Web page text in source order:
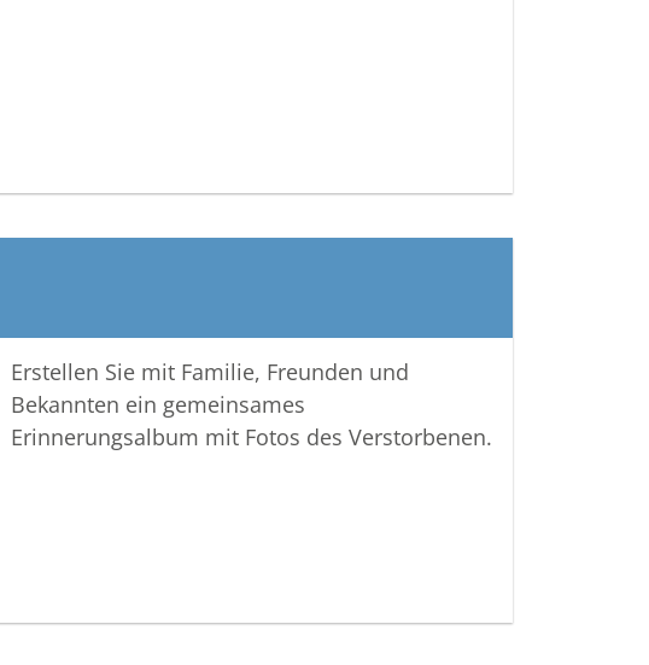
Erstellen Sie mit Familie, Freunden und
Bekannten ein gemeinsames
Erinnerungsalbum mit Fotos des Verstorbenen.